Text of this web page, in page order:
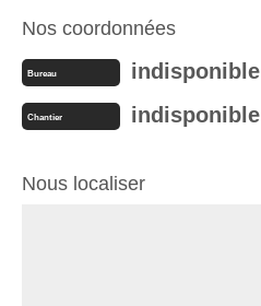
Nos coordonnées
Bureau indisponible
Chantier indisponible
Nous localiser